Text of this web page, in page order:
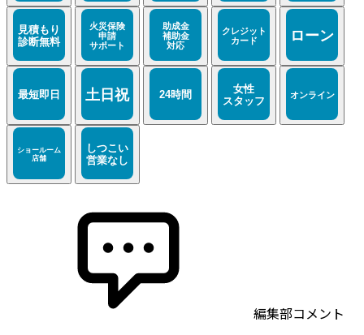
編集部コメント